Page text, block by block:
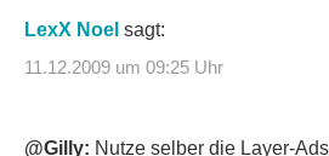
LexX Noel sagt:
11.12.2009 um 09:25 Uhr
@Gilly: Nutze selber die Layer-